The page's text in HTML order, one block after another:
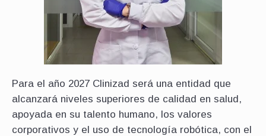
Para el año 2027 Clinizad será una entidad que
alcanzará niveles superiores de calidad en salud,
apoyada en su talento humano, los valores
corporativos y el uso de tecnología robótica, con el